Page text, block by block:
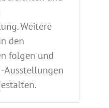
Weitere
den
folgen und
Ausstellungen